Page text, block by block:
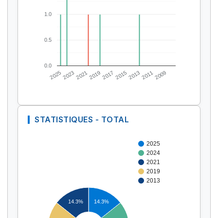
20252023202120192017 2015201320112009
0.0
0.5
1.0
STATISTIQUES - TOTAL
2025
2024
2021
2019
2013
14.3%
14.3%